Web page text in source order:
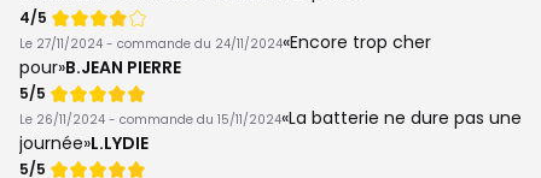
Note
de
4/5
Le 27/11/2024 - commande du 24/11/2024 Encore trop cher
pour B.JEAN PIERRE
Note
de
5/5
Le 26/11/2024 - commande du 15/11/2024 La batterie ne dure pas une
journée L.LYDIE
Note
5/5